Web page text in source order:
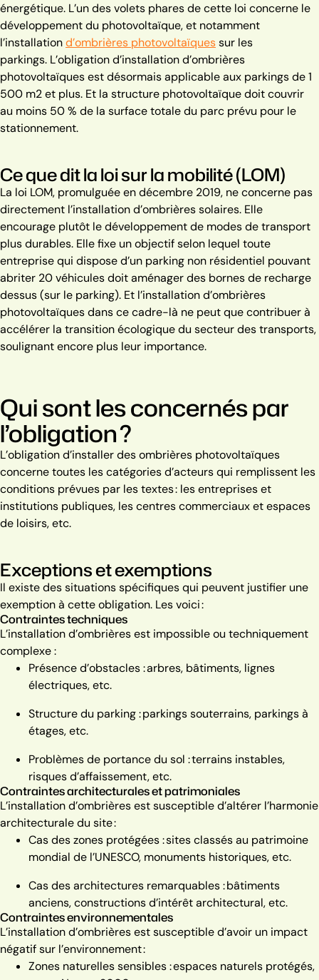
énergétique. L’un des volets phares de cette loi concerne le
développement du photovoltaïque, et notamment
l’installationd’ombrières photovoltaïquessur les
parkings. L’obligation d’installation d’ombrières
photovoltaïques est désormais applicable aux parkings de 1
500 m2 et plus. Et la structure photovoltaïque doit couvrir
au moins 50 % de la surface totale du parc prévu pour le
stationnement.
Ce que dit la loi sur la mobilité (LOM)
La loi LOM, promulguée en décembre 2019, ne concerne pas
directement l’installation d’ombrières solaires. Elle
encourage plutôt le développement de modes de transport
plus durables. Elle fixe un objectif selon lequel toute
entreprise qui dispose d’un parking non résidentiel pouvant
abriter 20 véhicules doit aménager des bornes de recharge
dessus (sur le parking). Et l’installation d’ombrières
photovoltaïques dans ce cadre-là ne peut que contribuer à
accélérer la transition écologique du secteur des transports,
soulignant encore plus leur importance.
Qui sont les concernés par
l’obligation ?
L’obligation d’installer des ombrières photovoltaïques
concerne toutes les catégories d’acteurs qui remplissent les
conditions prévues par les textes : les entreprises et
institutions publiques, les centres commerciaux et espaces
de loisirs, etc.
Exceptions et exemptions
Il existe des situations spécifiques qui peuvent justifier une
exemption à cette obligation. Les voici :
Contraintes techniques
L’installation d’ombrières est impossible ou techniquement
complexe :
Présence d’obstacles : arbres, bâtiments, lignes
électriques, etc.
Structure du parking : parkings souterrains, parkings à
étages, etc.
Problèmes de portance du sol : terrains instables,
risques d’affaissement, etc.
Contraintes architecturales et patrimoniales
L’installation d’ombrières est susceptible d’altérer l’harmonie
architecturale du site :
Cas des zones protégées : sites classés au patrimoine
mondial de l’UNESCO, monuments historiques, etc.
Cas des architectures remarquables : bâtiments
anciens, constructions d’intérêt architectural, etc.
Contraintes environnementales
L’installation d’ombrières est susceptible d’avoir un impact
négatif sur l’environnement :
Zones naturelles sensibles : espaces naturels protégés,